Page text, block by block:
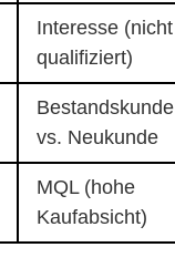
Interesse (nicht
qualifiziert)
Bestandskunde
vs. Neukunde
MQL (hohe
Kaufabsicht)